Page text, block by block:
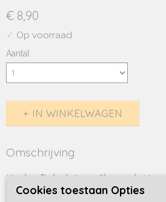
€ 8,90
✓ Op voorraad
Aantal
IN WINKELWAGEN
Omschrijving
Hydrofiele luiers Cheetah
De Meyco hydrofiele luiers Cheetah
Cookies toestaan Opties